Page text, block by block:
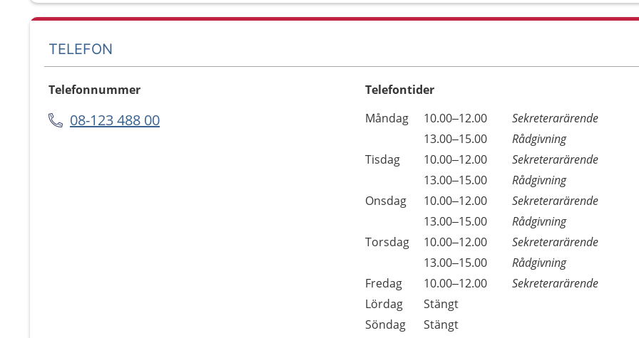
TELEFON
Telefonnummer
08-123 488 00
Telefontider
Dag
Öppettider
Kommentarer
Måndag 10.00–12.00
Sekreterarärende
13.00–15.00
Rådgivning
Tisdag
10.00–12.00
Sekreterarärende
13.00–15.00
Rådgivning
Onsdag
10.00–12.00
Sekreterarärende
13.00–15.00
Rådgivning
Torsdag
10.00–12.00
Sekreterarärende
13.00–15.00
Rådgivning
Fredag
10.00–12.00
Sekreterarärende
Lördag
Stängt
Söndag
Stängt